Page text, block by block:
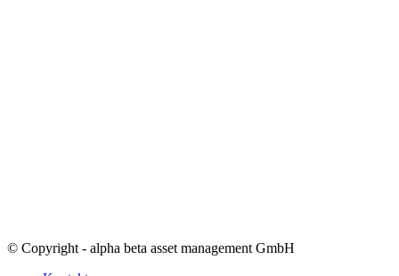
© Copyright - alpha beta asset management GmbH